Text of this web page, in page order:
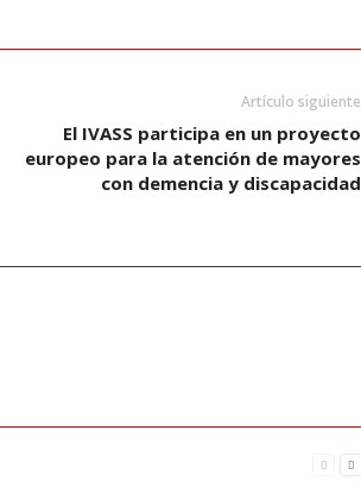
Artículo siguiente
El IVASS participa en un proyecto
europeo para la atención de mayores
con demencia y discapacidad